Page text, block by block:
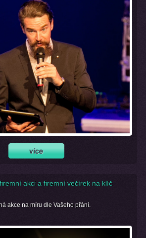
akci a firemní večírek na klíč
akce na míru dle Vašeho přání.